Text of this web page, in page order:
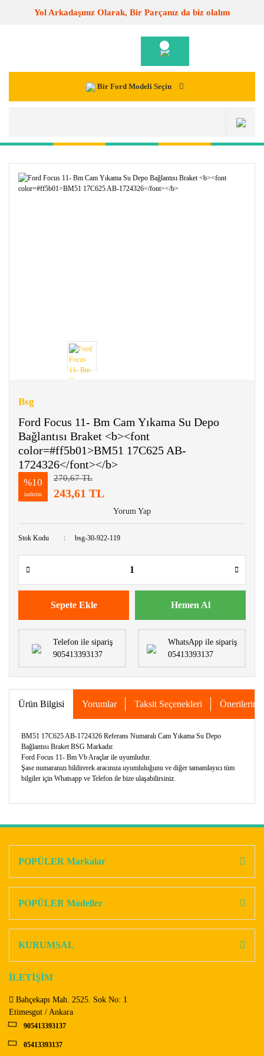
Yol Arkadaşınız Olarak, Bir Parçanız da biz olalım
Bir Ford Modeli Seçin
Bsg
Ford Focus 11- Bm Cam Yıkama Su Depo
Bağlantısı Braket <b><font
color=#ff5b01>BM51 17C625 AB-
1724326</font></b>
%10
indirim
270,67 TL
243,61 TL
Yorum Yap
Stok Kodu bsg-30-922-119
Sepete Ekle Hemen Al
Telefon ile sipariş
905413393137
WhatsApp ile sipariş
05413393137
Ürün Bilgisi Yorumlar Taksit Seçenekleri Önerileriniz
BM51 17C625 AB-1724326 Referans Numaralı Cam Yıkama Su Depo
Bağlantısı Braket BSG Markadır.
Ford Focus 11- Bm Vb Araçlar ile uyumludur.
Şase numaranızı bildirerek aracınıza uyumluluğunu ve diğer tamamlayıcı tüm
bilgiler için Whatsapp ve Telefon ile bize ulaşabilirsiniz.
Ürün açıklamasında eksik bilgiler bulunuyor.
Bu ürüne benzer farklı alternatifler olmalı.
POPÜLER Markalar
POPÜLER Modeller
KURUMSAL
İLETİŞİM
Bahçekapı Mah. 2525. Sok No: 1
Etimesgut / Ankara
905413393137
05413393137